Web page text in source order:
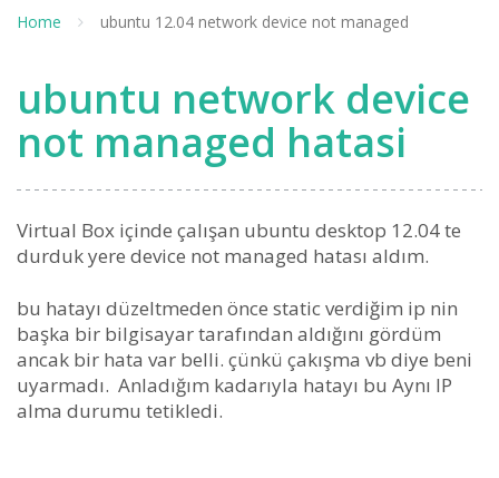
Home ubuntu 12.04 network device not managed
ubuntu network device
not managed hatasi
Virtual Box içinde çalışan ubuntu desktop 12.04 te
durduk yere device not managed hatası aldım.
bu hatayı düzeltmeden önce static verdiğim ip nin
başka bir bilgisayar tarafından aldığını gördüm
ancak bir hata var belli. çünkü çakışma vb diye beni
uyarmadı. Anladığım kadarıyla hatayı bu Aynı IP
alma durumu tetikledi.